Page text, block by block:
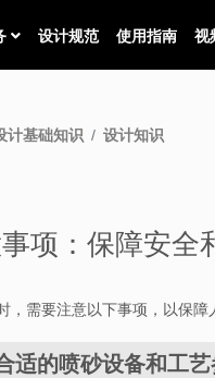
设计规范 使用指南 视
计基础知识 设计知识
项：保障安全
，需要注意以下事项，以保障
适的喷砂设备和工